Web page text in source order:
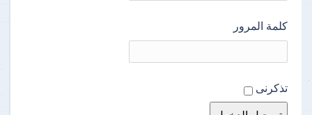
كلمة المرور
تذكرنى